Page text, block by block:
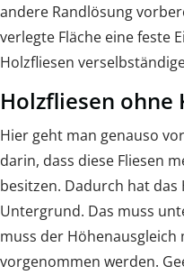
andere Randlösung
verlegte Fläche eine feste
Holzfliesen
Holzfliesen ohne
Hier geht man genauso
darin, dass diese Fliesen
besitzen. Dadurch hat
Untergrund. Das muss
muss der
vorgenommen werden.